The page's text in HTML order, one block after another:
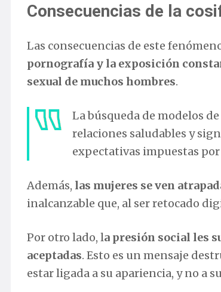
Consecuencias de la
Las consecuencias de este
pornografía y la exposición
sexual de muchos hombres.
La búsqueda de modelos
relaciones saludables y
expectativas impuestas
Además, las mujeres se ven
inalcanzable que, al ser retocado
Por otro lado, la presión social les
aceptadas. Esto es un mensaje
estar ligada a su apariencia, y no a